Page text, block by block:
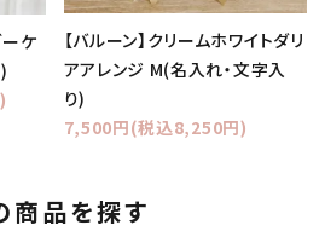
ーケ
【バルーン】クリームホワイトダリ
アアレンジ M(名入れ・文字入
り)
7,500円(税込8,250円)
商品を探す